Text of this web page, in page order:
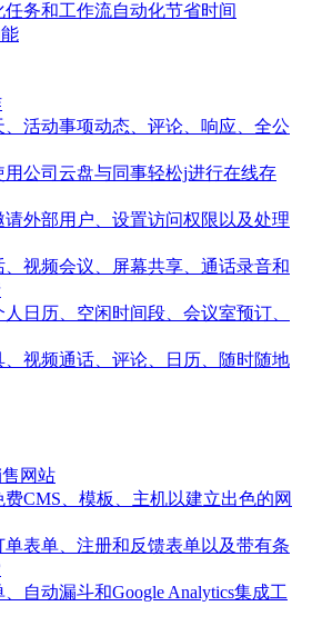
务和工作流自动化节省时间
、活动事项动态、评论、响应、全公
用公司云盘与同事轻松j进行在线存
外部用户、设置访问权限以及处理
视频会议、屏幕共享、通话录音和
日历、空闲时间段、会议室预订、
、视频通话、评论、日历、随时随地
网站
CMS、模板、主机以建立出色的网
表单、注册和反馈表单以及带有条
自动漏斗和Google Analytics集成工